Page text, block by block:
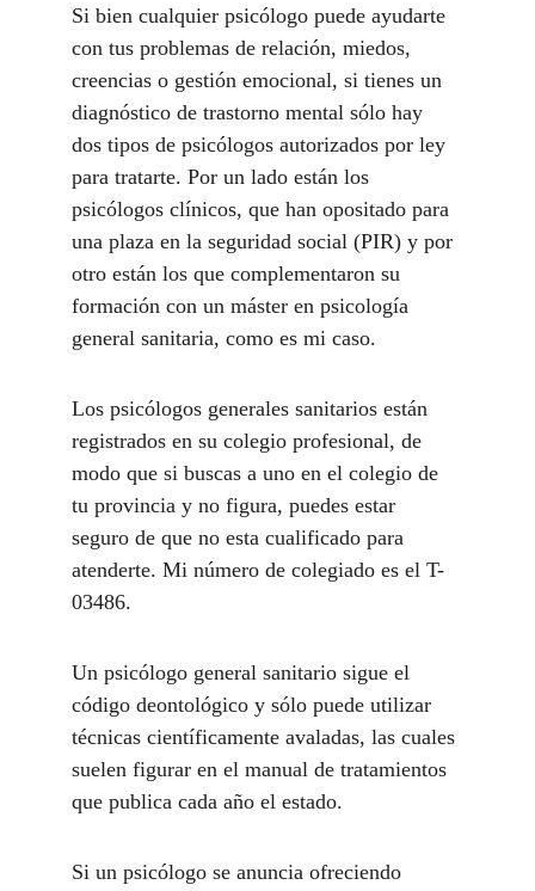
Si bien cualquier psicólogo puede ayudarte
con tus problemas de relación, miedos,
creencias o gestión emocional, si tienes un
diagnóstico de trastorno mental sólo hay
dos tipos de psicólogos autorizados por ley
para tratarte. Por un lado están los
psicólogos clínicos, que han opositado para
una plaza en la seguridad social (PIR) y por
otro están los que complementaron su
formación con un máster en psicología
general sanitaria, como es mi caso.
Los psicólogos generales sanitarios están
registrados en su colegio profesional, de
modo que si buscas a uno en el colegio de
tu provincia y no figura, puedes estar
seguro de que no esta cualificado para
atenderte. Mi número de colegiado es el T-
03486.
Un psicólogo general sanitario sigue el
código deontológico y sólo puede utilizar
técnicas científicamente avaladas, las cuales
suelen figurar en el manual de tratamientos
que publica cada año el estado.
Si un psicólogo se anuncia ofreciendo